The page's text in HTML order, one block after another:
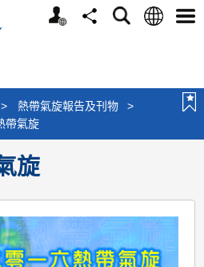
個
分
搜
語
選
> 熱帶氣旋報告及刊物
>
帶氣旋
旋